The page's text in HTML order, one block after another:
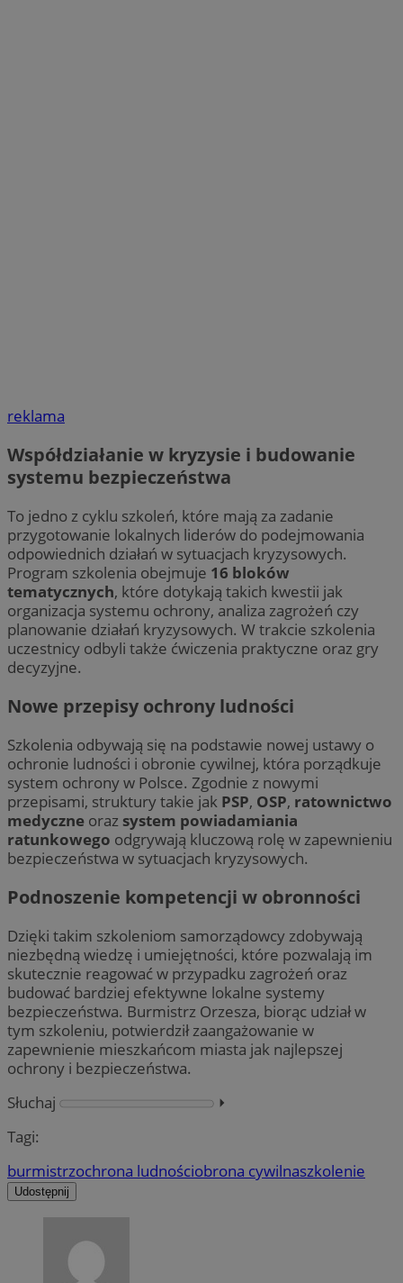
reklama
Współdziałanie w kryzysie i budowanie
systemu bezpieczeństwa
To jedno z cyklu szkoleń, które mają za zadanie
przygotowanie lokalnych liderów do podejmowania
odpowiednich działań w sytuacjach kryzysowych.
Program szkolenia obejmuje 16 bloków
tematycznych, które dotykają takich kwestii jak
organizacja systemu ochrony, analiza zagrożeń czy
planowanie działań kryzysowych. W trakcie szkolenia
uczestnicy odbyli także ćwiczenia praktyczne oraz gry
decyzyjne.
Nowe przepisy ochrony ludności
Szkolenia odbywają się na podstawie nowej ustawy o
ochronie ludności i obronie cywilnej, która porządkuje
system ochrony w Polsce. Zgodnie z nowymi
przepisami, struktury takie jak PSP, OSP, ratownictwo
medyczne oraz system powiadamiania
ratunkowego odgrywają kluczową rolę w zapewnieniu
bezpieczeństwa w sytuacjach kryzysowych.
Podnoszenie kompetencji w obronności
Dzięki takim szkoleniom samorządowcy zdobywają
niezbędną wiedzę i umiejętności, które pozwalają im
skutecznie reagować w przypadku zagrożeń oraz
budować bardziej efektywne lokalne systemy
bezpieczeństwa. Burmistrz Orzesza, biorąc udział w
tym szkoleniu, potwierdził zaangażowanie w
zapewnienie mieszkańcom miasta jak najlepszej
ochrony i bezpieczeństwa.
Słuchaj
⏵︎
Tagi:
burmistrzochrona ludnościobrona cywilnaszkolenie
Udostępnij